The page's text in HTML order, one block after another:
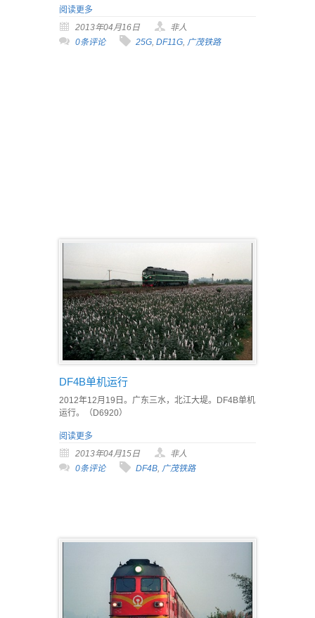
阅读更多
2013年04月16日
非人
0条评论
25G, DF11G, 广茂铁路
DF4B单机运行
2012年12月19日。广东三水，北江大堤。DF4B单机
运行。（D6920）
阅读更多
2013年04月15日
非人
0条评论
DF4B, 广茂铁路